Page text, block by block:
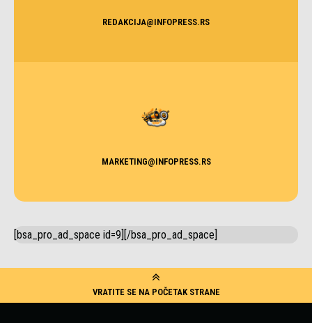
REDAKCIJA@INFOPRESS.RS
MARKETING@INFOPRESS.RS
[bsa_pro_ad_space id=9][/bsa_pro_ad_space]
VRATITE SE NA POČETAK STRANE